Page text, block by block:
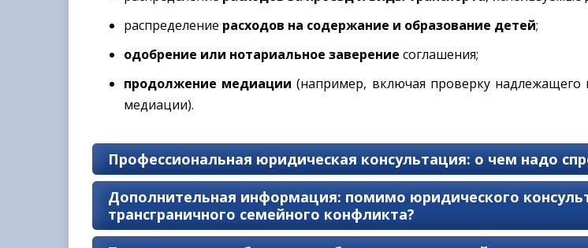
распределение расходов на содержание и образование детей;
одобрение или нотариальное заверение соглашения;
продолжение медиации (например, включая проверку
медиации).
Профессиональная юридическая консультация: о чем надо
Дополнительная информация: помимо юридического
трансграничного семейного конфликта?